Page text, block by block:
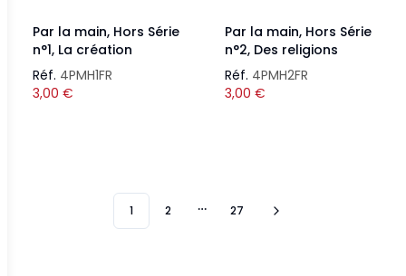
Par la main, Hors Série
n°1, La création
Réf. 4PMH1FR
3,00 €
Par la main, Hors Série
n°2, Des religions
Réf. 4PMH2FR
3,00 €
1 2 More pages
27